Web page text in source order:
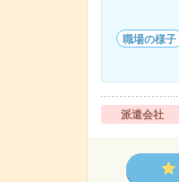
職場の様子
派遣会社